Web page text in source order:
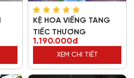
KỆ HOA VIẾNG TANG
TIẾC THƯƠNG
1.190.000đ
XEM CHI TIẾT